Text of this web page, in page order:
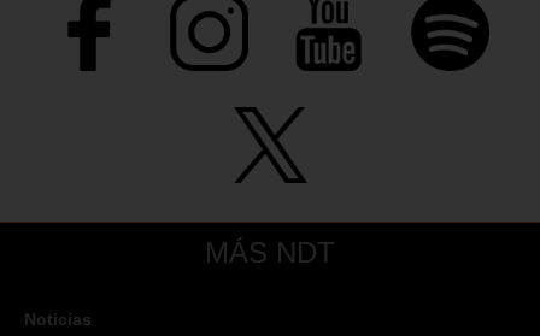
MÁS NDT
Noticias